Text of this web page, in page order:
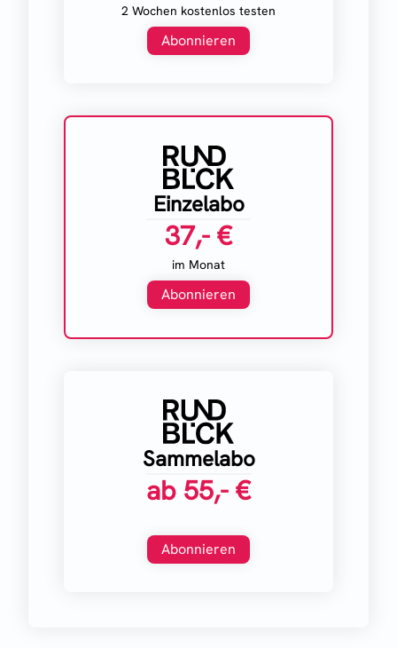
2 Wochen kostenlos testen
Abonnieren
Einzelabo
37,- €
im Monat
Abonnieren
Sammelabo
ab 55,- €
Abonnieren